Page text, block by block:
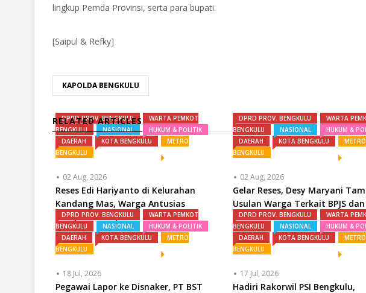
lingkup Pemda Provinsi, serta para bupati.
[Saipul & Refky]
KAPOLDA BENGKULU
RELATED ARTICLES
DPRD PROV. BENGKULU
WARTA PEMKOT
BENGKULU
NASIONAL
HUKUM & POLITIK
DAERAH
KOTA BENGKULU
METRO
BENGKULU
02 Aug, 2026
Reses Edi Hariyanto di Kelurahan
Kandang Mas, Warga Antusias
Sampaikan Aspirasi
DPRD PROV. BENGKULU
WARTA
BENGKULU
NASIONAL
HUKUM &
DAERAH
KOTA BENGKULU
METRO
BENGKULU
02 Aug, 2026
Gelar Reses, Desy Maryani
Usulan Warga Terkait BPJS dan
Infrastruktur
DPRD PROV. BENGKULU
WARTA PEMKOT
BENGKULU
NASIONAL
HUKUM & POLITIK
DAERAH
KOTA BENGKULU
METRO
BENGKULU
18 Jul, 2026
Pegawai Lapor ke Disnaker, PT BST
DPRD PROV. BENGKULU
WARTA
BENGKULU
NASIONAL
HUKUM &
DAERAH
KOTA BENGKULU
METRO
BENGKULU
17 Jul, 2026
Hadiri Rakorwil PSI Bengkulu,